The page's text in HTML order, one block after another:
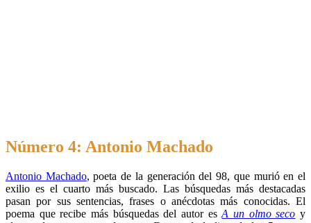
Número 4: Antonio Machado
Antonio Machado, poeta de la generación del 98, que murió en el
exilio es el cuarto más buscado. Las búsquedas más destacadas
pasan por sus sentencias, frases o anécdotas más conocidas. El
poema que recibe más búsquedas del autor esA un olmo seco y